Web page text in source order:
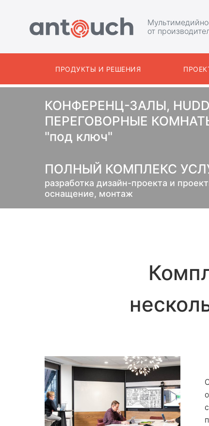
от
ПРОДУКТЫ И РЕШЕНИЯ
КОНФЕРЕНЦ-ЗАЛЫ,
ПЕРЕГОВОРНЫЕ
"под ключ"
разработка дизайн-проекта и
оснащение, монтаж
ПОЛНЫЙ КОМПЛЕКС